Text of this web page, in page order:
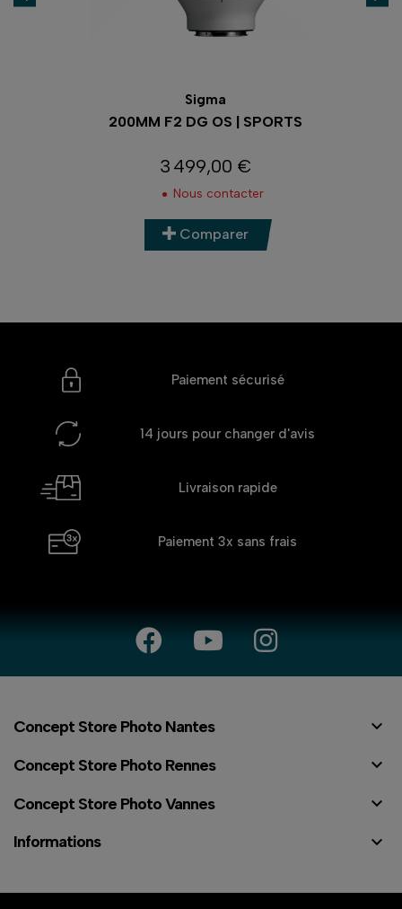
Sigma
200MM F2 DG OS | SPORTS
Prix
3 499,00 €
Nous contacter
Comparer
Paiement sécurisé
14 jours pour changer d'avis
Livraison rapide
Paiement 3x sans frais
Concept Store Photo Nantes 
Concept Store Photo Rennes 
Concept Store Photo Vannes 
Informations 